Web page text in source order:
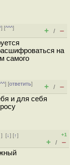
] [^^^]
+ / –
на
самого
] [ответить]
+ / –
и для себя
][↓] [↑]
+1
+ / –